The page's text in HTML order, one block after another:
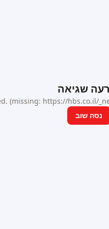
שגיאה
(missing: https://hbs.co.il/
נסה שוב